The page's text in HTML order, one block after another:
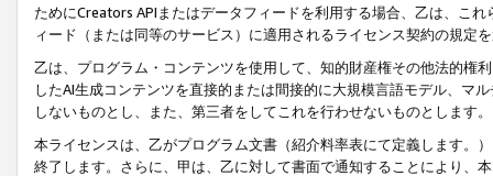
ためにCreators APIまたはデータフィードを利用する場合、乙は、こ
ィード（または同等のサービス）に適用されるライセンス契約の規定
乙は、プログラム・コンテンツを使用して、知的財産権その他法的権
したAI生成コンテンツを直接的または間接的に大規模言語モデル、マ
しないものとし、また、第三者をしてこれを行わせないものとします。
本ライセンスは、乙がプログラム文書（紹介料率表にて定義します。
終了します。さらに、甲は、乙に対して書面で通知することにより、